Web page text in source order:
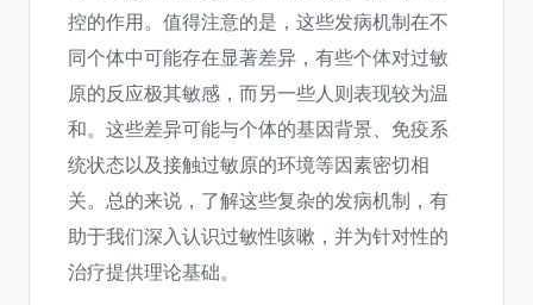
控的作用。值得注意的是，这些发病机制在不
同个体中可能存在显著差异，有些个体对过敏
原的反应极其敏感，而另一些人则表现较为温
和。这些差异可能与个体的基因背景、免疫系
统状态以及接触过敏原的环境等因素密切相
关。总的来说，了解这些复杂的发病机制，有
助于我们深入认识过敏性咳嗽，并为针对性的
治疗提供理论基础。